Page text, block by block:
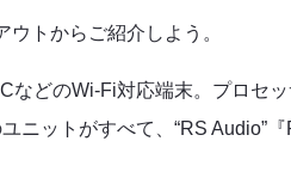
トからご紹介しよう。
どのWi-Fi対応端末。プロセッ
ニットがすべて、“RS Audio”